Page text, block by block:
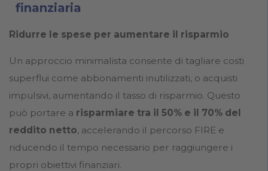
finanziaria
Ridurre le spese per aumentare il risparmio
Un approccio minimalista consente di tagliare costi
superflui come abbonamenti inutilizzati, o acquisti
impulsivi, aumentando il tasso di risparmio. Questo
può portare a risparmiare tra il 50% e il 70% del
reddito netto, accelerando il percorso FIRE e
riducendo il tempo necessario per raggiungere i
propri obiettivi finanziari.